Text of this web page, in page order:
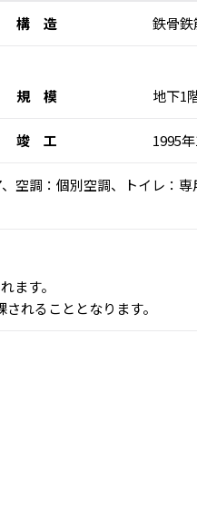
構 造 鉄骨
規 模 地下1
竣 工 1995
、空調：個別空調、トイレ
ます。
れることとなります。